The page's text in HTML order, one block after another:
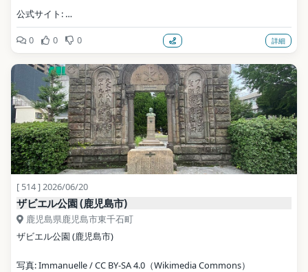
公式サイト:
https://www.city.kanoya.lg.jp/kirikou/shise/sonota/shisetsu/kirishi
magaoka.html
写真: ja:User:Sanjo / Public domain（Wikimedia Commons）
地点データ: Wikidata (CC0)
0 0 0 詳細
[ 514 ] 2026/06/20
ザビエル公園 (鹿児島市)
鹿児島県鹿児島市東千石町
ザビエル公園 (鹿児島市)
写真: Immanuelle / CC BY-SA 4.0（Wikimedia Commons）